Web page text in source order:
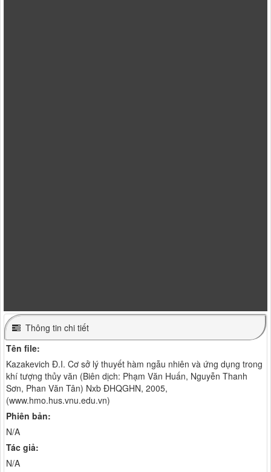
Thông tin chi tiết
Tên file:
Kazakevich Đ.I. Cơ sở lý thuyết hàm ngẫu nhiên và ứng dụng trong
khí tượng thủy văn (Biên dịch: Phạm Văn Huấn, Nguyễn Thanh
Sơn, Phan Văn Tân) Nxb ĐHQGHN, 2005,
(www.hmo.hus.vnu.edu.vn)
Phiên bản:
N/A
Tác giả:
N/A